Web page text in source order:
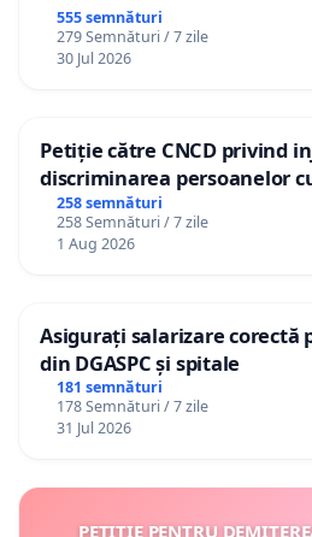
555 semnături
279 Semnături / 7 zile
30 Jul 2026
Petiție către CNCD privind
discriminarea persoanelor
către utilizatorul TikTok
258 semnături
258 Semnături / 7 zile
1 Aug 2026
Asigurați salarizare corectă
din DGASPC și spitale
181 semnături
178 Semnături / 7 zile
31 Jul 2026
PETIȚIE PENTRU